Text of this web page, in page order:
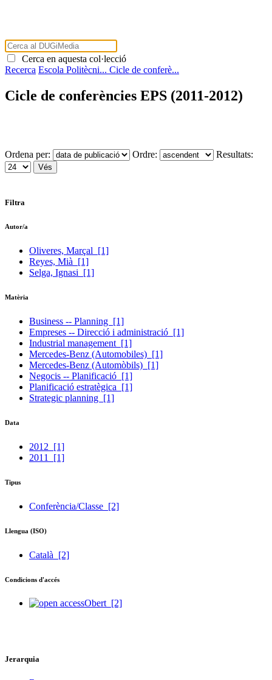
Cerca en aquesta col·lecció
Recerca Escola Politècni... Cicle de conferè...
Cicle de conferències EPS (2011-2012)
Ordena per: Ordre: Resultats:
Filtra
Autor/a
Oliveres, Marçal [1]
Reyes, Mià [1]
Selga, Ignasi [1]
Matèria
Business -- Planning [1]
Empreses -- Direcció i administració [1]
Industrial management [1]
Mercedes-Benz (Automobiles) [1]
Mercedes-Benz (Automòbils) [1]
Negocis -- Planificació [1]
Planificació estratègica [1]
Strategic planning [1]
Data
2012 [1]
2011 [1]
Tipus
Conferència/Classe [2]
Llengua (ISO)
Català [2]
Condicions d'accés
Obert [2]
Jerarquia